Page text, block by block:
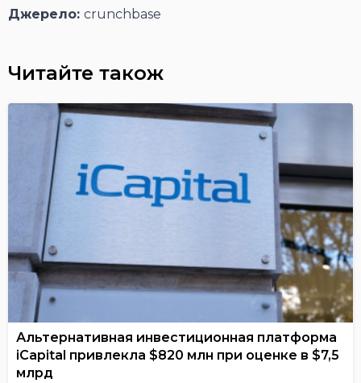
Джерело: crunchbase
Читайте також
Альтернативная инвестиционная платформа
iCapital привлекла $820 млн при оценке в $7,5
млрд